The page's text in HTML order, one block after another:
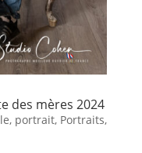
des mères 2024
, portrait, Portraits,